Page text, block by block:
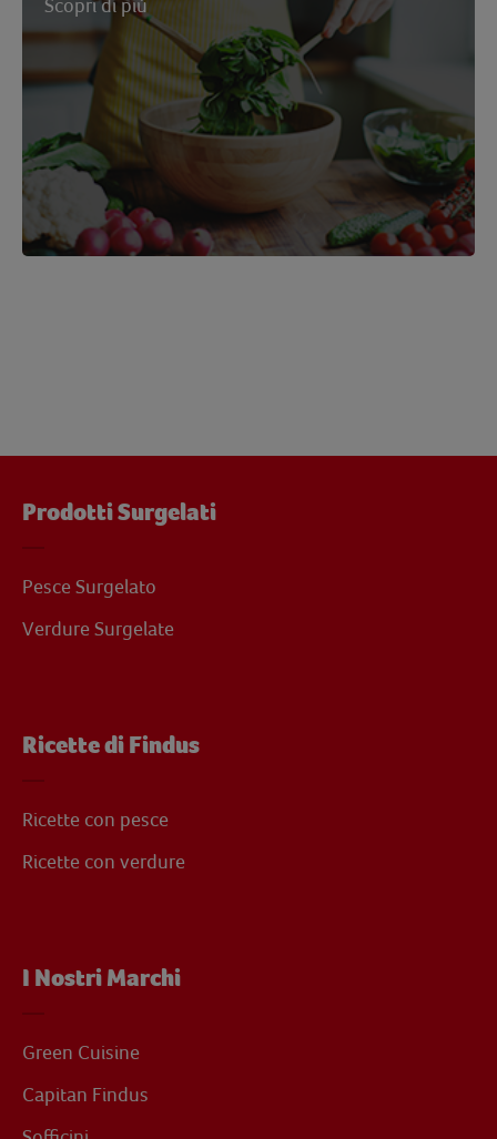
Scopri di più
Prodotti Surgelati
Pesce Surgelato
Verdure Surgelate
Ricette di Findus
Ricette con pesce
Ricette con verdure
I Nostri Marchi
Green Cuisine
Capitan Findus